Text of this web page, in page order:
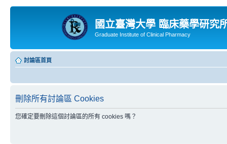
國立臺灣大學 臨床藥學研究
Graduate Institute of Clinical Pharmacy
討論區首頁
刪除所有討論區 Cookies
您確定要刪除這個討論區的所有 cookies 嗎？